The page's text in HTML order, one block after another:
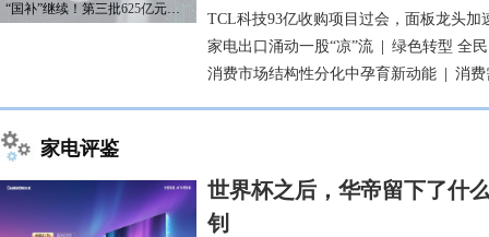
“国补”继续！第三批625亿元资金已下达
TCL科技93亿收购项目过会，面板龙头加
家电出口涌动一股“凉”流
绿色转型 全
消费市场结构性分化中孕育新动能
消费
家电评鉴
世界杯之后，华帝留下了什
钊